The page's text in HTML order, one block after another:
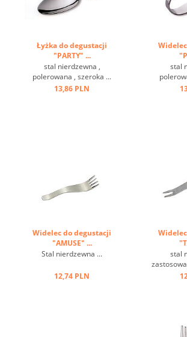
Łyżka do degustacji
"PARTY" ...
stal nierdzewna ,
polerowana , szeroka ...
13,86 PLN
stal
Widelec do degustacji
"AMUSE" ...
Stal nierdzewna ...
12,74 PLN
stal